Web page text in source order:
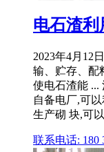
电石渣利
2023年4月12
输、贮存、配
使电石渣能 ...
自备电厂,可
生产砌 块,可
联系电话: 180